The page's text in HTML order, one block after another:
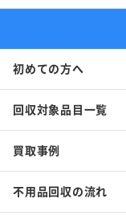
初めての方へ
回収対象品目一覧
買取事例
不用品回収の流れ